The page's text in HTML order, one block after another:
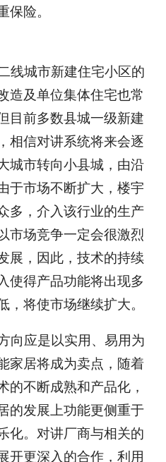
险。
线城市新建住宅小区的
造及单位集体住宅也常
目前多数县城一级新建
相信对讲系统将来会逐
城市转向小县城，由沿
于市场不断扩大，楼宇
多，介入该行业的生产
市场竞争一定会很激烈
展，因此，技术的持续
使得产品功能将出现多
将使市场继续扩大。
向应是以实用、易用为
家居将成为卖点，随着
的不断成熟和产品化，
的发展上功能更侧重于
化。对讲厂商与相关的
开更深入的合作，利用